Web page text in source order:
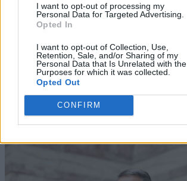
I want to opt-out of processing my
Personal Data for Targeted Advertising.
Opted In
I want to opt-out of Collection, Use,
Retention, Sale, and/or Sharing of my
Personal Data that Is Unrelated with the
Purposes for which it was collected.
Opted Out
CONFIRM